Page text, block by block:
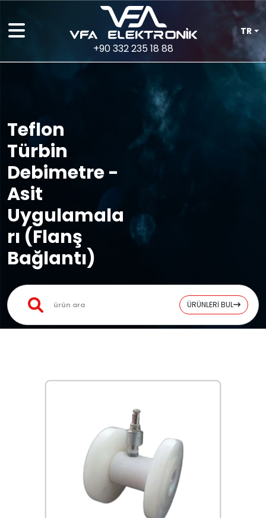
+90 332 235 18 88
TR
Teflon
Türbin
Debimetre -
Asit
Uygulamala
rı (Flanş
Bağlantı)
ÜRÜNLERİ BUL